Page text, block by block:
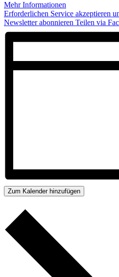
Mehr Informationen
Erforderlichen Service akzeptieren
Newsletter abonnieren Teilen via
Zum Kalender hinzufügen